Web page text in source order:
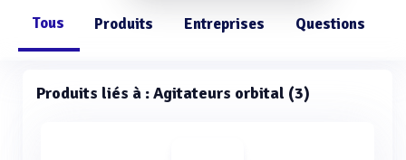
Tous Produits Entreprises Questions
Produits liés à : Agitateurs orbital (3)